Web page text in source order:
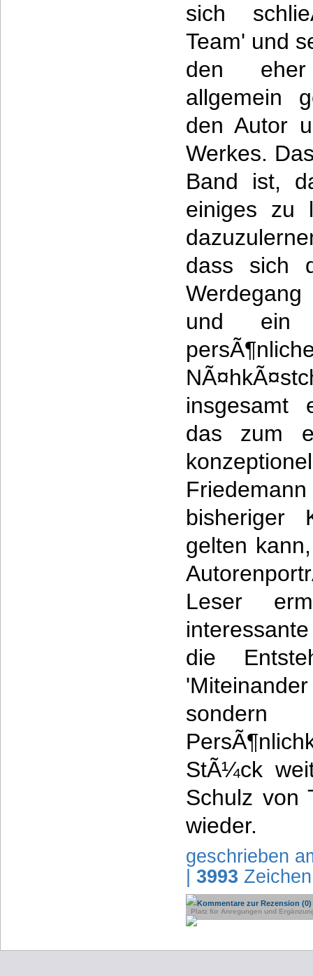
sich
Team' und
den eher
allgemein
den Autor
Werkes.
Band ist,
einiges zu
dass sich
und ein
insgesamt
das zum
bisheriger
gelten
Leser
die
StÃ¼ck
Schulz von
wieder.
geschrieben
3993 Zeichen
Kommentare zur Rezension (0)
Platz für Anregungen und